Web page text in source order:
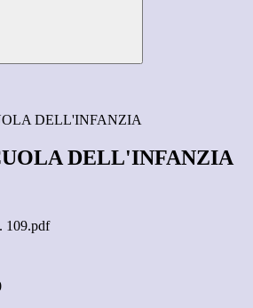
DELL'INFANZIA
DELL'INFANZIA